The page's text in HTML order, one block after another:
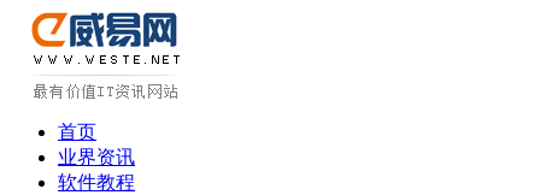
首页
业界资讯
软件教程